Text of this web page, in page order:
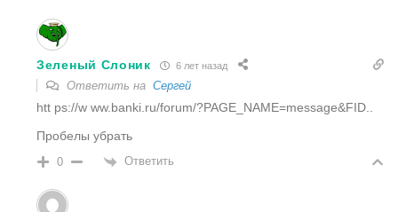
Зеленый Слоник 6 лет назад
Ответить на Сергей
htt ps://w ww.banki.ru/forum/?PAGE_NAME=message&FID..
Пробелы убрать
0 Ответить